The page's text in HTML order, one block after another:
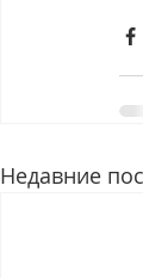
Недавние